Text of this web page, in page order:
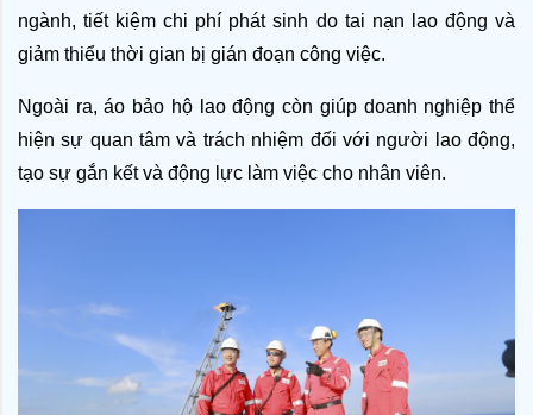
ngành, tiết kiệm chi phí phát sinh do tai nạn lao động và
giảm thiểu thời gian bị gián đoạn công việc.
Ngoài ra, áo bảo hộ lao động còn giúp doanh nghiệp thể
hiện sự quan tâm và trách nhiệm đối với người lao động,
tạo sự gắn kết và động lực làm việc cho nhân viên.